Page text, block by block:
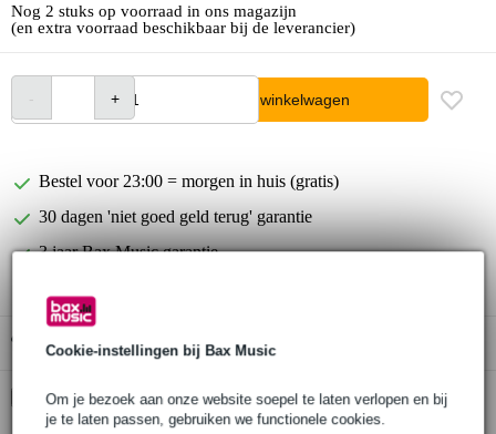
Cookie-instellingen bij Bax Music
Om je bezoek aan onze website soepel te laten verlopen en bij
je te laten passen, gebruiken we functionele cookies.
Nog 2 stuks op voorraad in ons magazijn
(en extra voorraad beschikbaar bij de leverancier)
In winkelwagen
Bestel voor 23:00 = morgen in huis (gratis)
30 dagen 'niet goed geld terug' garantie
3 jaar Bax Music garantie
Gratis ophalen in de winkel
Kies nu voor 2 jaar extra Bax Music garantie en meer
voordelen